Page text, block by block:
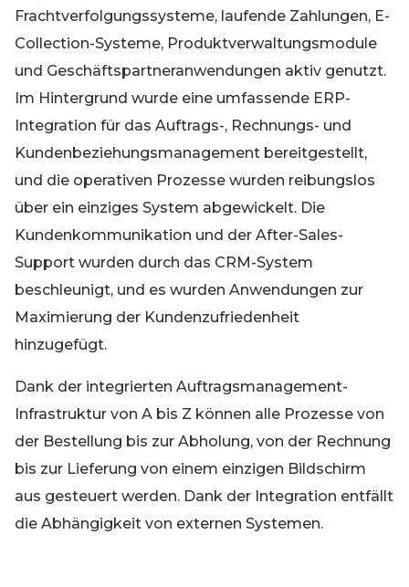
Frachtverfolgungssysteme, laufende Zahlungen, E-
Collection-Systeme, Produktverwaltungsmodule
und Geschäftspartneranwendungen aktiv genutzt.
Im Hintergrund wurde eine umfassende ERP-
Integration für das Auftrags-, Rechnungs- und
Kundenbeziehungsmanagement bereitgestellt,
und die operativen Prozesse wurden reibungslos
über ein einziges System abgewickelt. Die
Kundenkommunikation und der After-Sales-
Support wurden durch das CRM-System
beschleunigt, und es wurden Anwendungen zur
Maximierung der Kundenzufriedenheit
hinzugefügt.
Dank der integrierten Auftragsmanagement-
Infrastruktur von A bis Z können alle Prozesse von
der Bestellung bis zur Abholung, von der Rechnung
bis zur Lieferung von einem einzigen Bildschirm
aus gesteuert werden. Dank der Integration entfällt
die Abhängigkeit von externen Systemen.